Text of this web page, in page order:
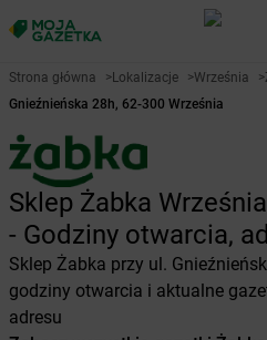
Strona główna >Lokalizacje >Września >
Gnieźnieńska 28h, 62-300 Września
Sklep Żabka
- Godziny otwarcia,
Sklep Żabka przy ul.
godziny otwarcia i aktualne
adresu